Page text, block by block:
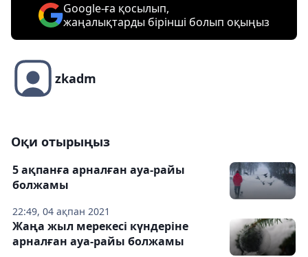
Google-ға қосылып,
жаңалықтарды бірінші болып оқыңыз
zkadm
Оқи отырыңыз
22:49, 04 ақпан 2021
5 ақпанға арналған ауа-райы
болжамы
Жаңа жыл мерекесі күндеріне
арналған ауа-райы болжамы